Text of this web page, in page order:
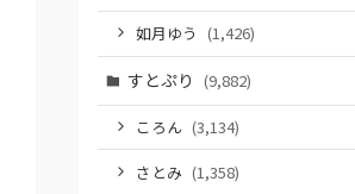
如月ゆう (1,426)
すとぷり (9,882)
ころん (3,134)
さとみ (1,358)